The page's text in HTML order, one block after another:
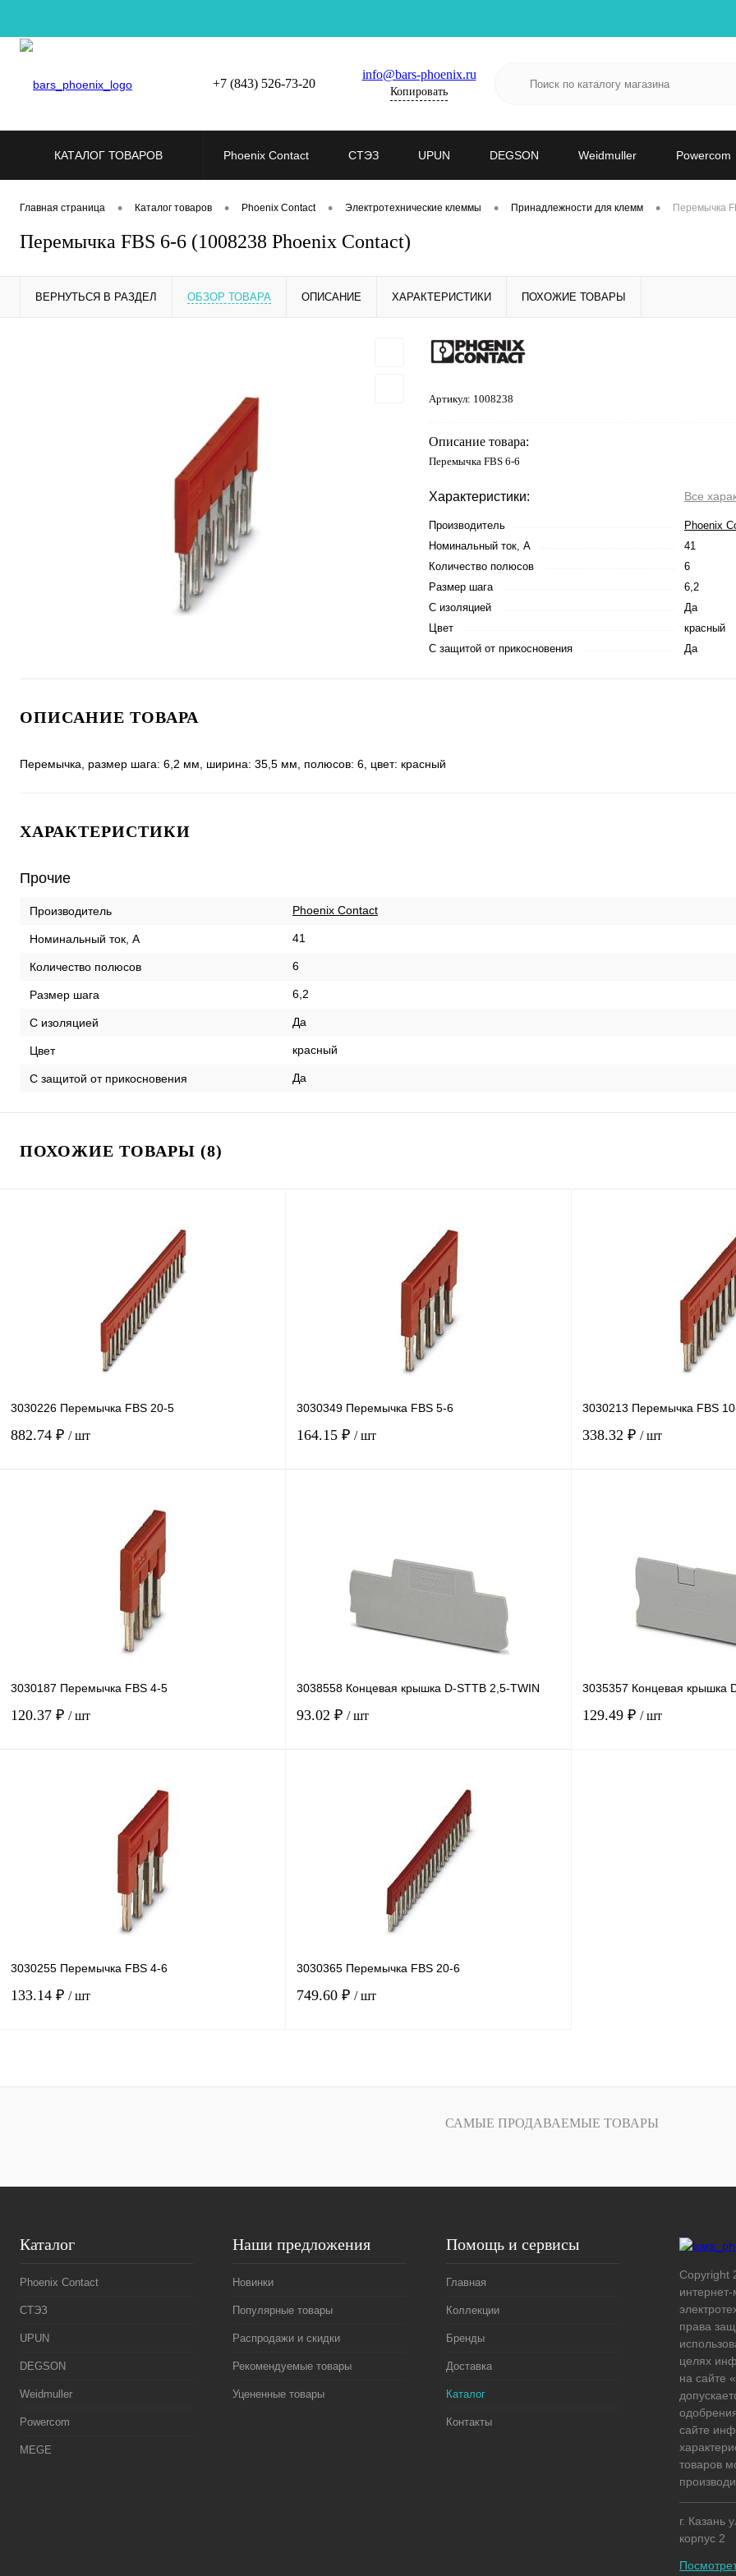
+7 (843) 526-73-20
info@bars-phoenix.ru
Копировать
КАТАЛОГ ТОВАРОВ Phoenix Contact СТЭЗ UPUN DEGSON Weidmuller Powercom
Главная страница • Каталог товаров • Phoenix Contact • Электротехнические клеммы • Принадлежности для клемм • Перемычка
Перемычка FBS 6-6 (1008238 Phoenix Contact)
ВЕРНУТЬСЯ В РАЗДЕЛ ОБЗОР ТОВАРА ОПИСАНИЕ ХАРАКТЕРИСТИКИ ПОХОЖИЕ ТОВАРЫ
Артикул: 1008238
Описание товара:
Перемычка FBS 6-6
Характеристики: Все
Производитель
Phoenix
Номинальный ток, А
41
Количество полюсов
6
Размер шага
6,2
С изоляцией
Да
Цвет
красный
С защитой от прикосновения
Да
ОПИСАНИЕ ТОВАРА
Перемычка, размер шага: 6,2 мм, ширина: 35,5 мм, полюсов: 6, цвет: красный
ХАРАКТЕРИСТИКИ
Прочие
Производитель Phoenix Contact
Номинальный ток, А 41
Количество полюсов 6
Размер шага 6,2
С изоляцией Да
Цвет красный
С защитой от прикосновения Да
ПОХОЖИЕ ТОВАРЫ (8)
3030226 Перемычка FBS 20-5
882.74 ₽ / шт
Сравнение
наличии
3030349 Перемычка FBS 5-6
164.15 ₽ / шт
В избранное
наличии
3030213 Перемычка FBS
338.32 ₽ / шт
В избранное
3030187 Перемычка FBS 4-5
120.37 ₽ / шт
Сравнение
наличии
3038558 Концевая крышка D-STTB 2,5-TWIN
93.02 ₽ / шт
Сравнение
наличии
3035357 Концевая крышка
129.49 ₽ / шт
3030255 Перемычка FBS 4-6
133.14 ₽ / шт
3030365 Перемычка FBS 20-6
749.60 ₽ / шт
САМЫЕ ПРОДАВАЕМЫЕ ТОВАРЫ
Каталог
Phoenix Contact
СТЭЗ
UPUN
DEGSON
Weidmuller
Powercom
MEGE
Наши предложения
Новинки
Популярные товары
Распродажи и скидки
Рекомендуемые товары
Уцененные товары
Помощь и сервисы
Главная
Коллекции
Бренды
Доставка
Каталог
Контакты
Copyright
права
целях
на сайте
сайте
товаров
г. Казань
корпус 2